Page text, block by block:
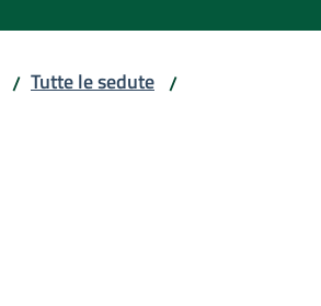
/ Tutte le sedute /